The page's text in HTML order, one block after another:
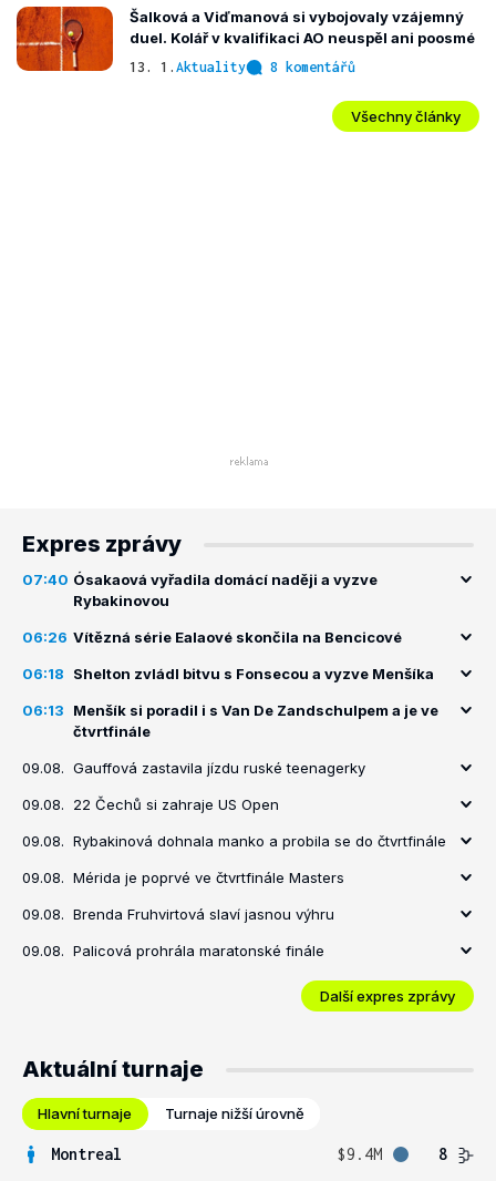
Šalková a Viďmanová si vybojovaly vzájemný
duel. Kolář v kvalifikaci AO neuspěl ani poosmé
13. 1. Aktuality 8 komentářů
Všechny články
Expres zprávy
07:40 Ósakaová vyřadila domácí naději a vyzve
Rybakinovou
06:26 Vítězná série Ealaové skončila na Bencicové
06:18 Shelton zvládl bitvu s Fonsecou a vyzve Menšíka
06:13
Menšík si poradil i s Van De Zandschulpem a je ve
čtvrtfinále
09.08. Gauffová zastavila jízdu ruské teenagerky
09.08. 22 Čechů si zahraje US Open
09.08. Rybakinová dohnala manko a probila se do čtvrtfinále
09.08. Mérida je poprvé ve čtvrtfinále Masters
09.08. Brenda Fruhvirtová slaví jasnou výhru
09.08. Palicová prohrála maratonské finále
Další expres zprávy
Aktuální turnaje
Hlavní turnaje Turnaje nižší úrovně
Montreal $9.4M
8